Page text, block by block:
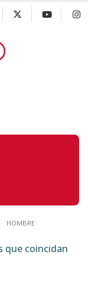
HOMBRE
que coincidan